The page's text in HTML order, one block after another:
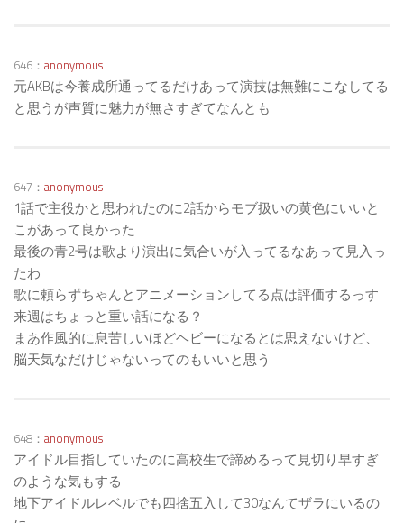
646： anonymous
元AKBは今養成所通ってるだけあって演技は無難にこなしてる
と思うが声質に魅力が無さすぎてなんとも
647： anonymous
1話で主役かと思われたのに2話からモブ扱いの黄色にいいと
こがあって良かった
最後の青2号は歌より演出に気合いが入ってるなあって見入っ
たわ
歌に頼らずちゃんとアニメーションしてる点は評価するっす
来週はちょっと重い話になる？
まあ作風的に息苦しいほどヘビーになるとは思えないけど、
脳天気なだけじゃないってのもいいと思う
648： anonymous
アイドル目指していたのに高校生で諦めるって見切り早すぎ
のような気もする
地下アイドルレベルでも四捨五入して30なんてザラにいるの